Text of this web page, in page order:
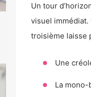
Un tour
visuel
troisième laisse
Une
La